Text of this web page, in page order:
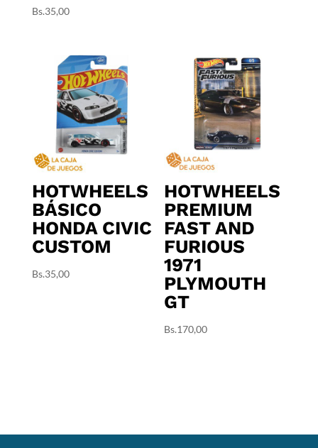
Bs.35,00
HOTWHEELS
BÁSICO
HONDA CIVIC
CUSTOM
Bs.35,00
HOTWHEELS
PREMIUM
FAST AND
FURIOUS
1971
PLYMOUTH
GT
Bs.170,00